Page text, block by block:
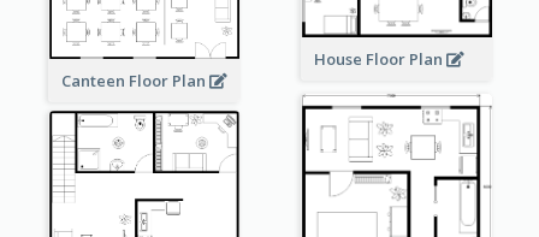
Canteen Floor Plan
House Floor Plan